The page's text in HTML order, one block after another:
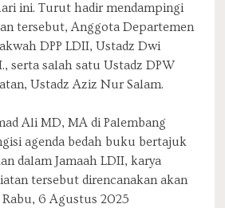
ini. Turut hadir mendampingi
tersebut, Anggota Departemen
DPP LDII, Ustadz Dwi
serta salah satu Ustadz DPW
Ustadz Aziz Nur Salam.
Ali MD, MA di Palembang
agenda bedah buku bertajuk
dalam Jamaah LDII, karya
tersebut direncanakan akan
6 Agustus 2025